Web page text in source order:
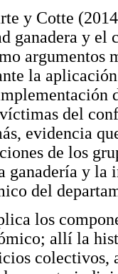
y Cotte
ganadera y
argumentos
la
del
evidencia
de los
y la
del
los
allí la
colectivos,